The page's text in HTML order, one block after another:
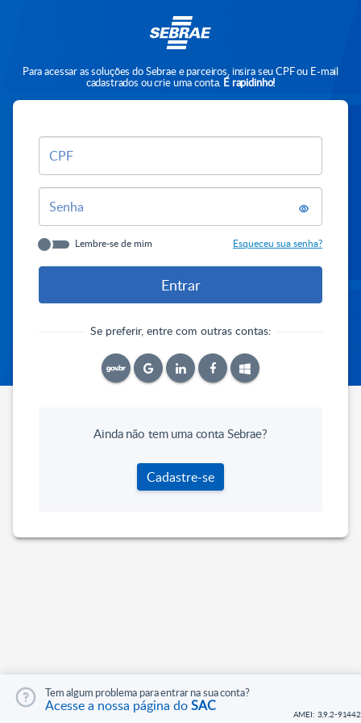
Para acessar as soluções do Sebrae e parceiros, insira seu CPF ou E-mail
cadastrados ou crie uma conta. É rapidinho!
CPF
Senha
Lembre-se de mim Esqueceu sua senha?
Se preferir, entre com outras contas:
Tem algum problema para entrar na sua conta?
Acesse a nossa página doSAC
Ainda não tem uma conta Sebrae?
Cadastre-se
AMEI: 3.9.2-91442